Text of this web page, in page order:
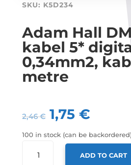
SKU: K5D234
Adam Hall
kabel 5*
0,34mm2,
metre
2,46€ 1,75 €
100 in stock (can be backordered)
HALL
ADD TO CART